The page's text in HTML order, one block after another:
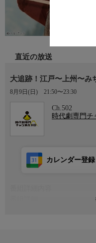
直近の放送
大追跡！江戸〜上州〜み
8月9日(日) 21:50〜23:30
Ch.502
時代劇専門チ
カレンダー登録